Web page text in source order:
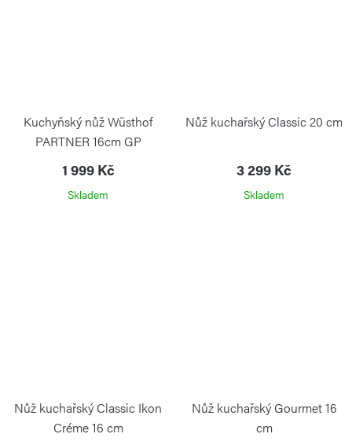
Kuchyňský nůž Wüsthof
PARTNER 16cm GP
WÜSTHOF
1 999 Kč
Skladem
Nůž kuchařský Classic 20 cm
3 299 Kč
Skladem
Nůž kuchařský Classic Ikon
Créme 16 cm
Nůž kuchařský Gourmet 16
cm